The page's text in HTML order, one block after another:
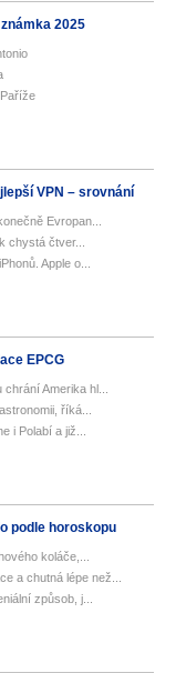
2025
VPN – srovnání
Evropan...
chystá čtver...
Apple o...
EPCG
Amerika hl...
říká...
i Polabí a již...
podle horoskopu
koláče,...
a chutná lépe než...
způsob, j...